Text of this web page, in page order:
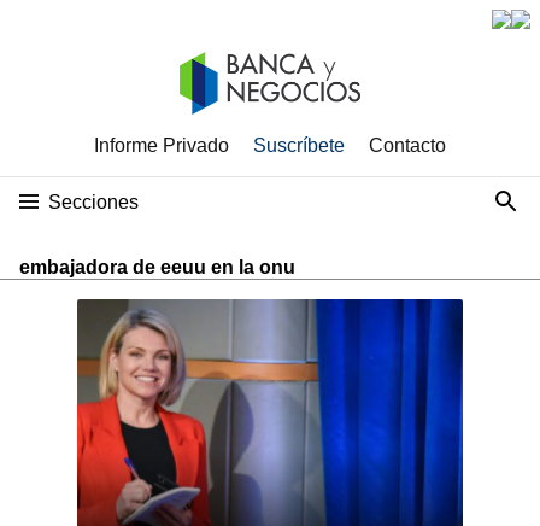
Informe Privado Suscríbete Contacto
Secciones
embajadora de eeuu en la onu